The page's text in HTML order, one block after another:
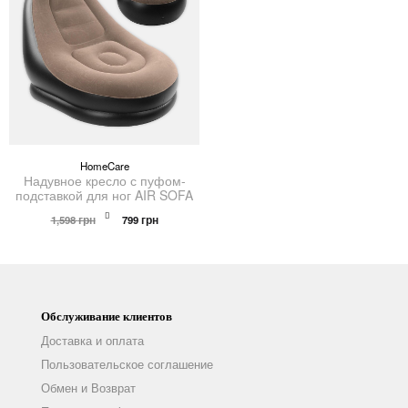
HomeCare
Надувное кресло с пуфом-
подставкой для ног AIR SOFA
1,598грн
Первоначальная
цена
799грнТекущая
Обслуживание клиентов
Доставка и оплата
Пользовательское соглашение
Обмен и Возврат